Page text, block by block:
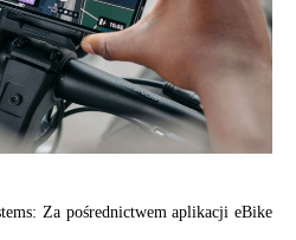
Za pośrednictwem aplikacji eBike